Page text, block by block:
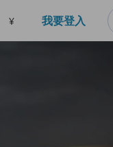
¥ 我要登入